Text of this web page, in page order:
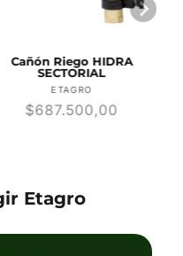
Cañón Riego HIDRA
SECTORIAL
Proveedor:
ETAGRO
Precio
$687.500,00
Etagro